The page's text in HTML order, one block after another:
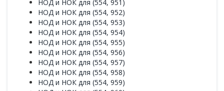
НОД и НОК для (554, 951)
НОД и НОК для (554, 952)
НОД и НОК для (554, 953)
НОД и НОК для (554, 954)
НОД и НОК для (554, 955)
НОД и НОК для (554, 956)
НОД и НОК для (554, 957)
НОД и НОК для (554, 958)
НОД и НОК для (554, 959)